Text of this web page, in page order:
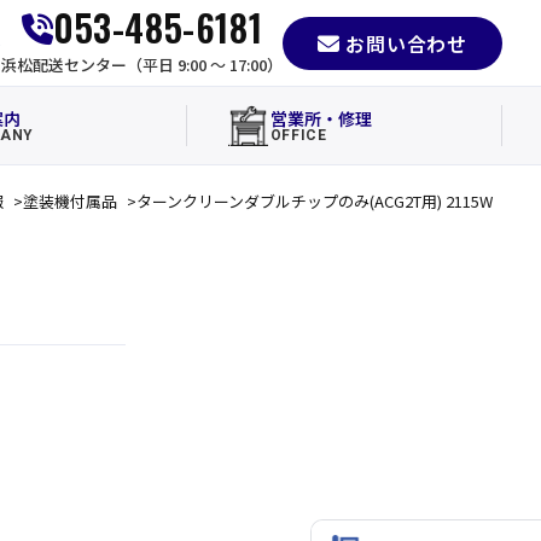
053-485-6181
浜松配送センター（平日 9:00 〜 17:00）
お問い合わせ
営業所・修理
OFFICE
塗装機付属品 ターンクリーンダブルチップのみ(ACG2T用) 2115W